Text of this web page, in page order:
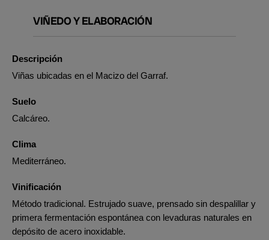
VIÑEDO Y ELABORACIÓN
Descripción
Viñas ubicadas en el Macizo del Garraf.
Suelo
Calcáreo.
Clima
Mediterráneo.
Vinificación
Método tradicional. Estrujado suave, prensado sin despalillar y
primera fermentación espontánea con levaduras naturales en
depósito de acero inoxidable.